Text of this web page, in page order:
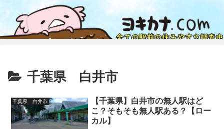
千葉県 白井市
千葉県 白井市
【千葉県】白井市の無人駅はど
こ？そもそも無人駅ある？【ロー
カル】